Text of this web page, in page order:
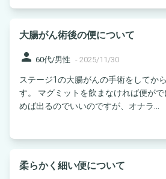
大腸がん術後の便について
person 60代/男性 - 2025/11/30
ステージ1の大腸がんの手術をしてか
す。 マグミットを飲まなければ便が
めば出るのでいいのですが、オナラ...
柔らかく細い便について